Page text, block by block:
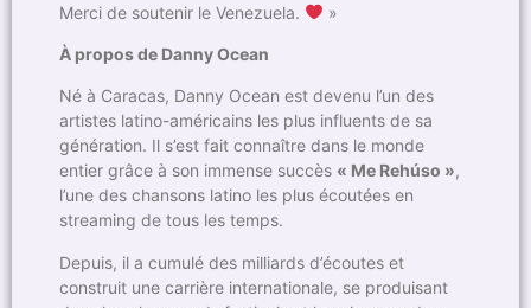
Merci de soutenir le Venezuela. »
À propos de Danny Ocean
Né à Caracas, Danny Ocean est devenu l’un des
artistes latino-américains les plus influents de sa
génération. Il s’est fait connaître dans le monde
entier grâce à son immense succès « Me Rehúso »,
l’une des chansons latino les plus écoutées en
streaming de tous les temps.
Depuis, il a cumulé des milliards d’écoutes et
construit une carrière internationale, se produisant